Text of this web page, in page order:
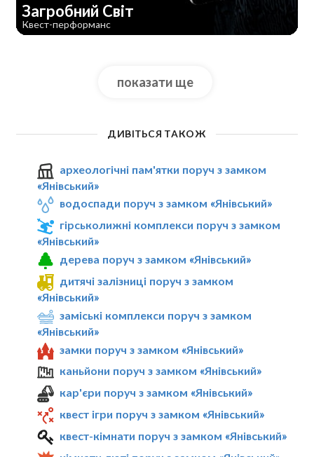
Загробний Світ
Квест-перформанс
показати ще
ДИВІТЬСЯ ТАКОЖ
археологічні пам'ятки поруч з замком
«Янівський»
водоспади поруч з замком «Янівський»
гірськолижні комплекси поруч з замком
«Янівський»
дерева поруч з замком «Янівський»
дитячі залізниці поруч з замком
«Янівський»
заміські комплекси поруч з замком
«Янівський»
замки поруч з замком «Янівський»
каньйони поруч з замком «Янівський»
кар'єри поруч з замком «Янівський»
квест ігри поруч з замком «Янівський»
квест-кімнати поруч з замком «Янівський»